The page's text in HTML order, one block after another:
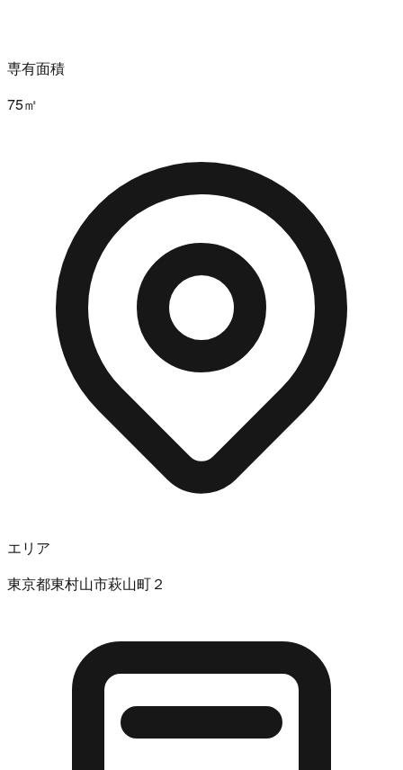
専有面積
75㎡
エリア
東京都東村山市萩山町２